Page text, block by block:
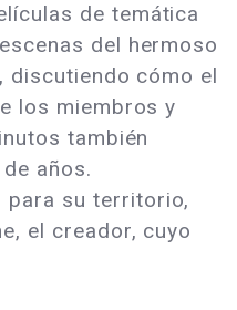
de temática
del hermoso
discutiendo cómo el
los miembros y
también
años.
para su territorio,
el creador, cuyo